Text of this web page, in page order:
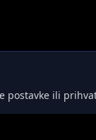
postavke ili